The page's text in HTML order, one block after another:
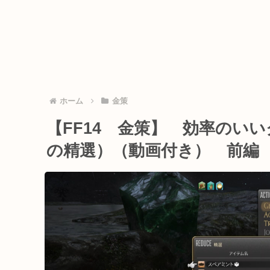
ホーム 金策
【FF14 金策】 効率のいい
の精選）（動画付き） 前編